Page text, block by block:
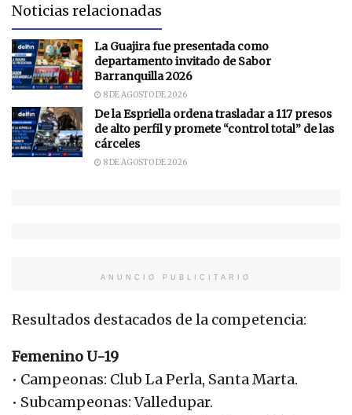
Noticias relacionadas
La Guajira fue presentada como
departamento invitado de Sabor
Barranquilla 2026
8 DE AGOSTO DE 2026
De la Espriella ordena trasladar a 117 presos
de alto perfil y promete “control total” de las
cárceles
8 DE AGOSTO DE 2026
ANUNCIO PUBLICITARIO
Resultados destacados de la competencia:
Femenino U-19
• Campeonas: Club La Perla, Santa Marta.
• Subcampeonas: Valledupar.